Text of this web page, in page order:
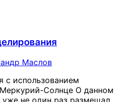
Маслов
с использованием
Солнце О данном
не один раз размещал